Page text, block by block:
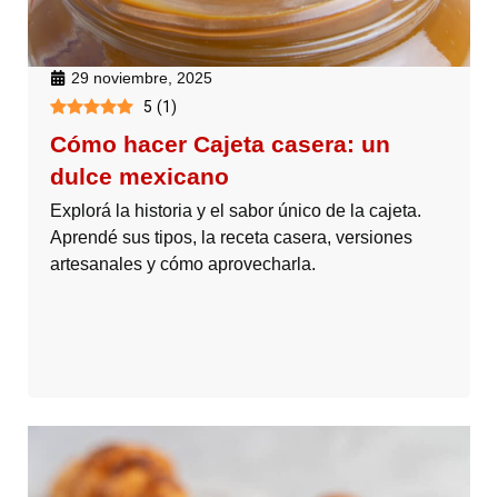
29 noviembre, 2025
5 (1)
Cómo hacer Cajeta casera: un
dulce mexicano
Explorá la historia y el sabor único de la cajeta.
Aprendé sus tipos, la receta casera, versiones
artesanales y cómo aprovecharla.